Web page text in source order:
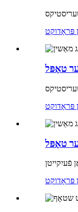
פּראָדוקט
פּראָדוקט
פֿעיִקייטן
פּראָדוקט